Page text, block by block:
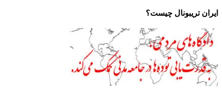
ایران تریبونال چیست؟